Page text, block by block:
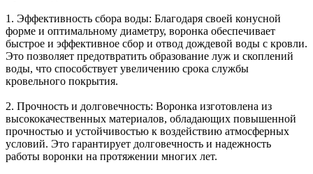
1. Эффективность сбора воды: Благодаря своей конусной
форме и оптимальному диаметру, воронка обеспечивает
быстрое и эффективное сбор и отвод дождевой воды с кровли.
Это позволяет предотвратить образование луж и скоплений
воды, что способствует увеличению срока службы
кровельного покрытия.
2. Прочность и долговечность: Воронка изготовлена из
высококачественных материалов, обладающих повышенной
прочностью и устойчивостью к воздействию атмосферных
условий. Это гарантирует долговечность и надежность
работы воронки на протяжении многих лет.